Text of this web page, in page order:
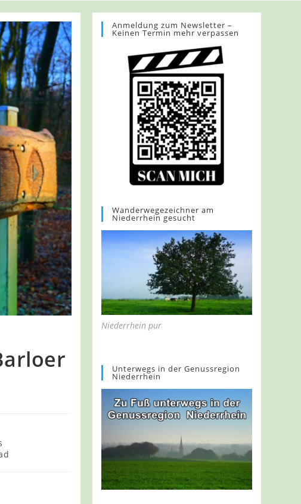
Anmeldung zum Newsletter –
Keinen Termin mehr verpassen
Wanderwegezeichner am
Niederrhein gesucht
Niederrhein pur
Unterwegs in der Genussregion
Niederrhein